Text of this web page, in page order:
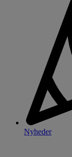
Nyheder